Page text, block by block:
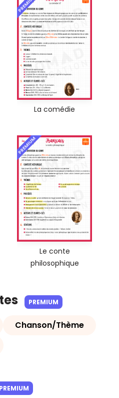
La comédie
PREMIUM
Le conte
philosophique
PREMIUM
Chanson/Thème
PREMIUM